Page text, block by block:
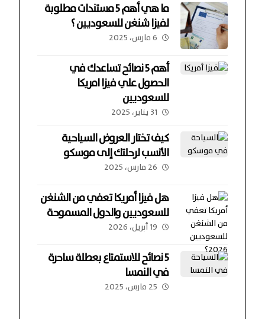
ما هي أهم 5 مستندات مطلوبة
لفيزا شنغن للسعوديين ؟
6 مارس، 2025
أهم 5 نصائح تساعدك في
الحصول علي فيزا امريكا
للسعوديين
31 يناير، 2025
كيف تختار العروض السياحية
الأنسب لرحلتك إلى موسكو
26 مارس، 2025
هل فيزا أمريكا تعفي من الشنغن
للسعوديين والدول المسموحة
19 أبريل، 2026
5 نصائح للاستمتاع بعطلة ساحرة
في النمسا
25 مارس، 2025